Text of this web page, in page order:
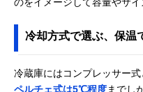
のをイメージして容量やサイ
冷却方式で選ぶ、保温
冷蔵庫にはコンプレッサー
ペルチェ式は5℃程度までし